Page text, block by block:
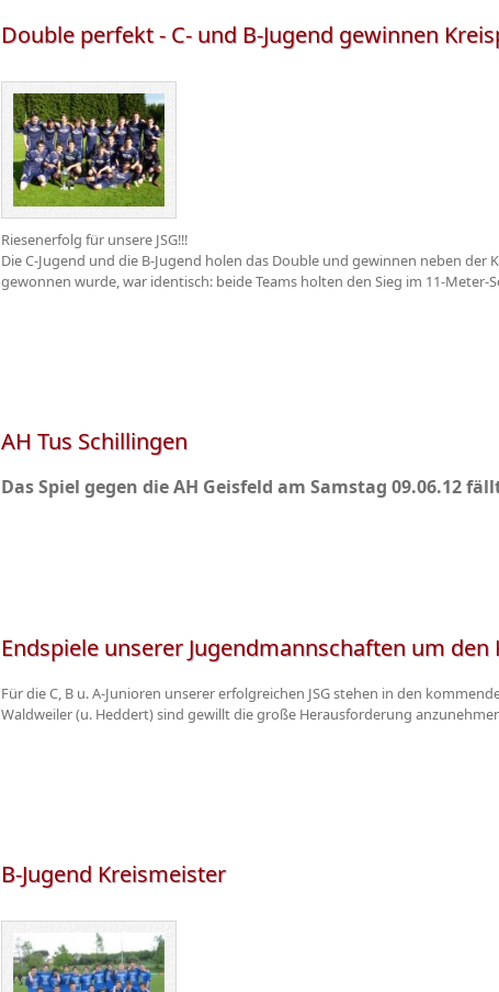
Double perfekt - C- und B-Jugend gewinnen
Riesenerfolg für unsere JSG!!!
Die C-Jugend und die B-Jugend holen das Double und gewinnen neben
gewonnen wurde, war identisch: beide Teams holten den Sieg im 11-Meter-
AH Tus Schillingen
Das Spiel gegen die AH Geisfeld am Samstag 09.06.12
Endspiele unserer Jugendmannschaften um
Für die C, B u. A-Junioren unserer erfolgreichen JSG stehen in den
Waldweiler (u. Heddert) sind gewillt die große Herausforderung
B-Jugend Kreismeister